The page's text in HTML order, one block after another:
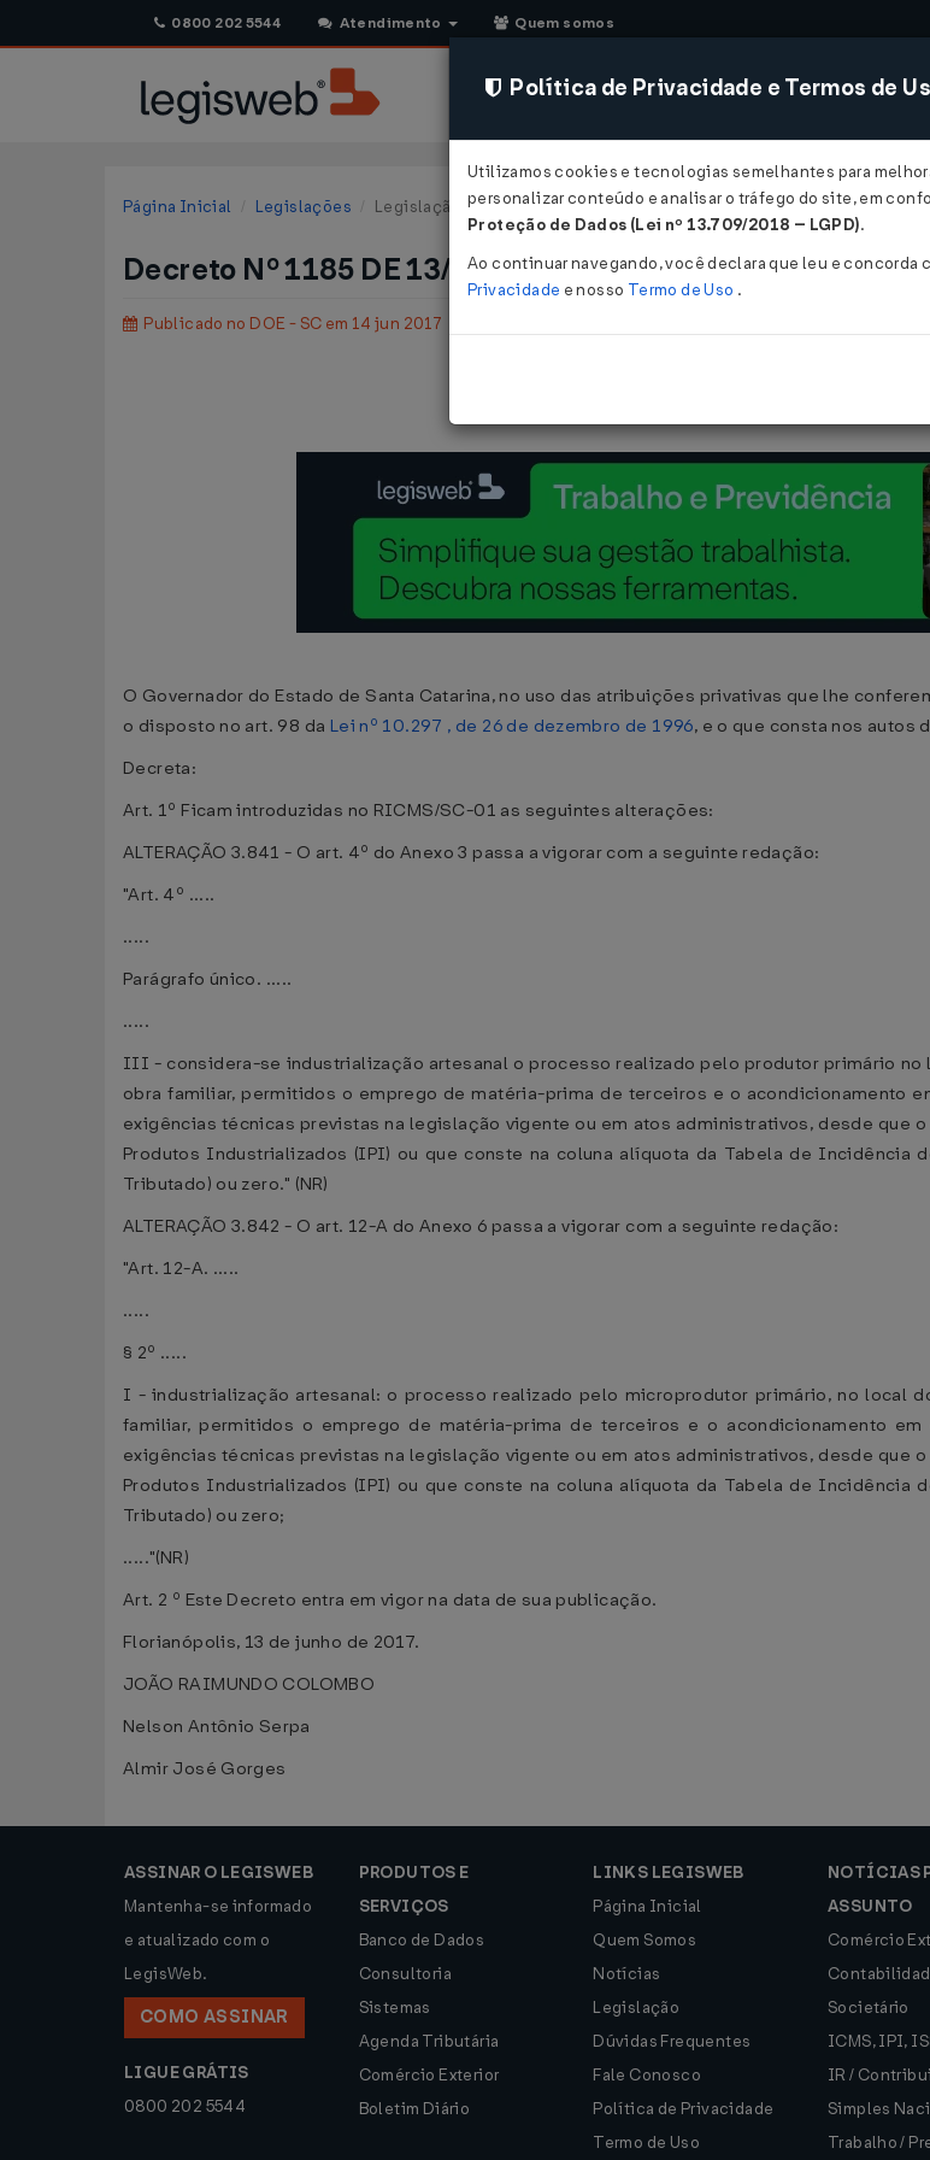
0800 202 5544 Atendimento Quem somos
CONSULTORIA SISTEMAS
Página Inicial Legislações Legislação Estadual - Santa Catarina
Decreto Nº 1185 DE 13/06/2017
Publicado no DOE - SC em 14 jun 2017
Introduz as Alterações 3.841 e 3.842 no
O Governador do Estado de Santa Catarina, no uso das atribuições privativas que lhe
o disposto no art. 98 da Lei nº 10.297 , de 26 de dezembro de 1996, e o que consta nos autos
Decreta:
Art. 1º Ficam introduzidas no RICMS/SC-01 as seguintes alterações:
ALTERAÇÃO 3.841 - O art. 4º do Anexo 3 passa a vigorar com a seguinte redação:
"Art. 4º .....
.....
Parágrafo único. .....
.....
III - considera-se industrialização artesanal o processo realizado pelo produtor primário
obra familiar, permitidos o emprego de matéria-prima de terceiros e o acondicionamento
exigências técnicas previstas na legislação vigente ou em atos administrativos, desde
Produtos Industrializados (IPI) ou que conste na coluna alíquota da Tabela de Incidência
Tributado) ou zero." (NR)
ALTERAÇÃO 3.842 - O art. 12-A do Anexo 6 passa a vigorar com a seguinte redação:
"Art. 12-A. .....
.....
§ 2º .....
I - industrialização artesanal: o processo realizado pelo microprodutor primário, no local
familiar, permitidos o emprego de matéria-prima de terceiros e o acondicionamento
exigências técnicas previstas na legislação vigente ou em atos administrativos, desde
Produtos Industrializados (IPI) ou que conste na coluna alíquota da Tabela de Incidência
Tributado) ou zero;
....."(NR)
Art. 2 º Este Decreto entra em vigor na data de sua publicação.
Florianópolis, 13 de junho de 2017.
JOÃO RAIMUNDO COLOMBO
Nelson Antônio Serpa
Almir José Gorges
ASSINAR O LEGISWEB
Mantenha-se informado
e atualizado com o
LegisWeb.
COMO ASSINAR
LIGUE GRÁTIS
0800 202 5544
PRODUTOS E
SERVIÇOS
Banco de Dados
Consultoria
Sistemas
Agenda Tributária
Comércio Exterior
Boletim Diário
LINKS LEGISWEB
Página Inicial
Quem Somos
Notícias
Legislação
Dúvidas Frequentes
Fale Conosco
Política de Privacidade
Termo de Uso
NOTÍCIAS
ASSUNTO
Comércio
Societário
ICMS, IPI,
IR /
Simples
Trabalho /
Política de Privacidade e Termos de
Utilizamos cookies e tecnologias semelhantes para
personalizar conteúdo e analisar o tráfego do site, em
Proteção de Dados (Lei nº 13.709/2018 – LGPD).
Ao continuar navegando, você declara que leu e concorda
Privacidade e nosso Termo de Uso .